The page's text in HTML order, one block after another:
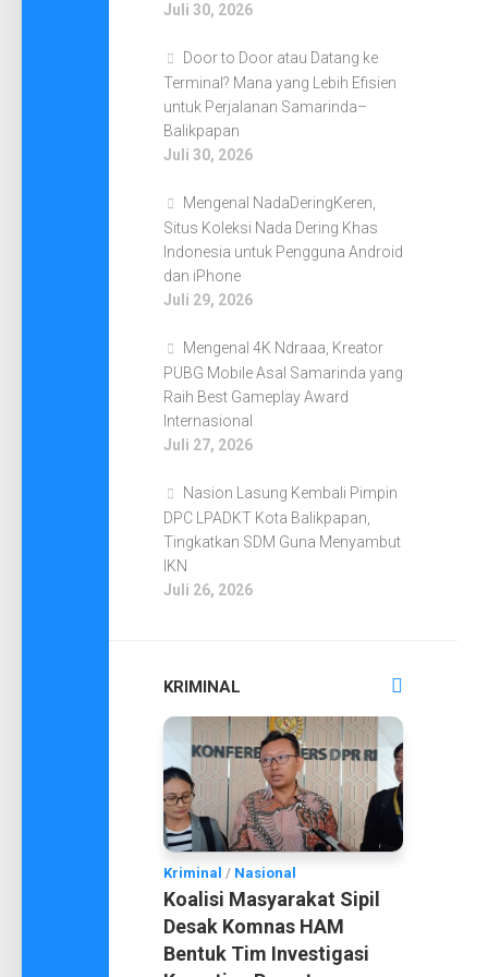
Juli 30, 2026
Door to Door atau Datang ke
Terminal? Mana yang Lebih Efisien
untuk Perjalanan Samarinda–
Balikpapan
Juli 30, 2026
Mengenal NadaDeringKeren,
Situs Koleksi Nada Dering Khas
Indonesia untuk Pengguna Android
dan iPhone
Juli 29, 2026
Mengenal 4K Ndraaa, Kreator
PUBG Mobile Asal Samarinda yang
Raih Best Gameplay Award
Internasional
Juli 27, 2026
Nasion Lasung Kembali Pimpin
DPC LPADKT Kota Balikpapan,
Tingkatkan SDM Guna Menyambut
IKN
Juli 26, 2026
KRIMINAL
Kriminal / Nasional
Koalisi Masyarakat Sipil
Desak Komnas HAM
Bentuk Tim Investigasi